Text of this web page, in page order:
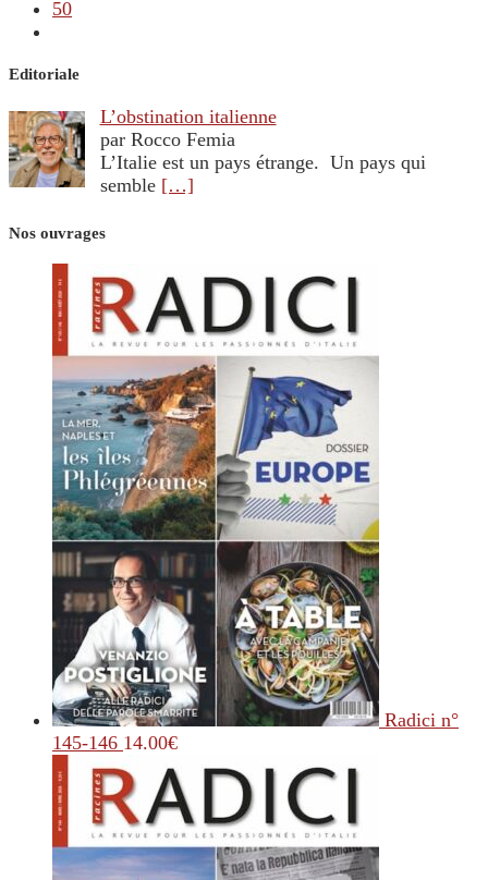
50
Editoriale
L’obstination italienne
par Rocco Femia
L’Italie est un pays étrange. Un pays qui
semble […]
Nos ouvrages
Radici n°
145-146 14.00€